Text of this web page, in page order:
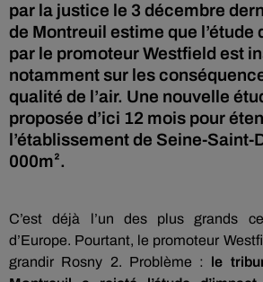
par la justice le 3 décembre
de Montreuil estime que l’étude
par le promoteur Westfield est
notamment sur les
qualité de l’air. Une nouvelle
proposée d’ici 12 mois pour
l’établissement de Seine-Saint-
000m².
C’est déjà l’un des plus grands
d’Europe. Pourtant, le promoteur
grandir Rosny 2. Problème :
le